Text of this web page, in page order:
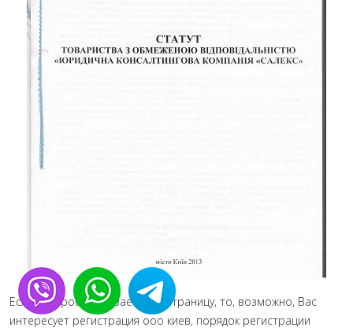
Если Вы просматриваете эту страницу, то, возможно, Вас
интересует регистрация ооо киев, порядок регистрации